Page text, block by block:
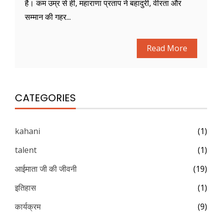
है। कम उम्र से ही, महाराणा प्रताप ने बहादुरी, वीरता और
सम्मान की गहर...
Read More
CATEGORIES
kahani
(1)
talent
(1)
आईमाता जी की जीवनी
(19)
इतिहास
(1)
कार्यक्रम
(9)